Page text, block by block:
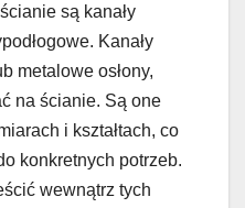
są kanały
Kanały
metalowe osłony,
na ścianie. Są one
i kształtach, co
konkretnych potrzeb.
wewnątrz tych